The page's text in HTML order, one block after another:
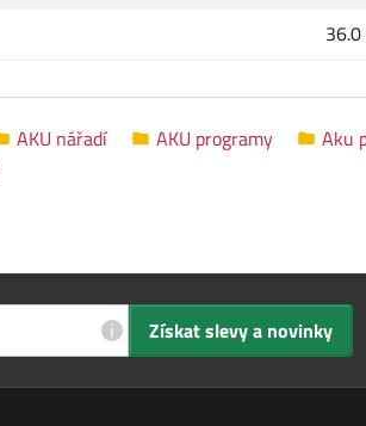
AKU nářadí AKU programy Aku
i Získat slevy a novinky